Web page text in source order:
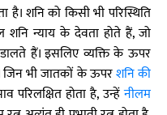
है। शनि को किसी भी परिस्थिति
न्याय के देवता होते हैं, जो
हैं। इसलिए व्यक्ति के ऊपर
जिन भी जातकों के ऊपरशनि की
परिलक्षित होता है, उन्हेंनीलम